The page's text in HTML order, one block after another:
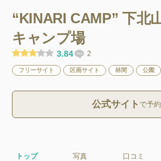
“KINARI CAMP” 下北
キャンプ場
3.84 2
フリーサイト 区画サイト 林間 公園
公式サイト で予
トップ 写真 口コミ